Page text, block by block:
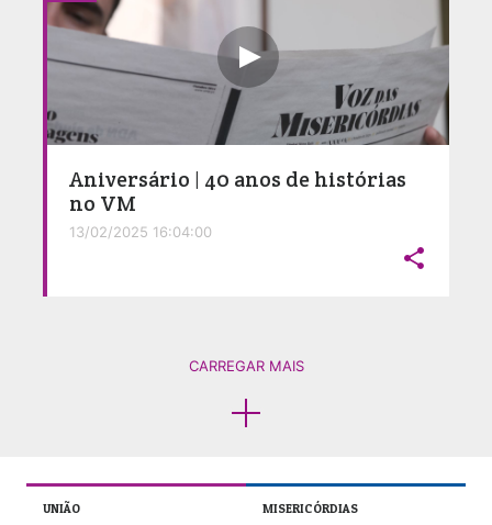
Aniversário | 40 anos de histórias
no VM
13/02/2025 16:04:00

CARREGAR MAIS
UNIÃO MISERICÓRDIAS